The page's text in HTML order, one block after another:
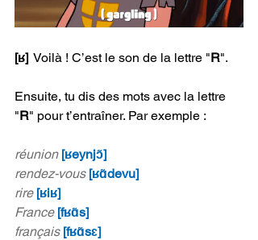
[ʁ] Voilà ! C’est le son de la lettre "R".
Ensuite, tu dis des mots avec la lettre
"R" pour t’entraîner. Par exemple :
réunion [ʁeynjɔ̃]
rendez-vous [ʁɑ̃devu]
rire [ʁiʁ]
France [fʁɑ̃s]
français [fʁɑ̃sɛ]